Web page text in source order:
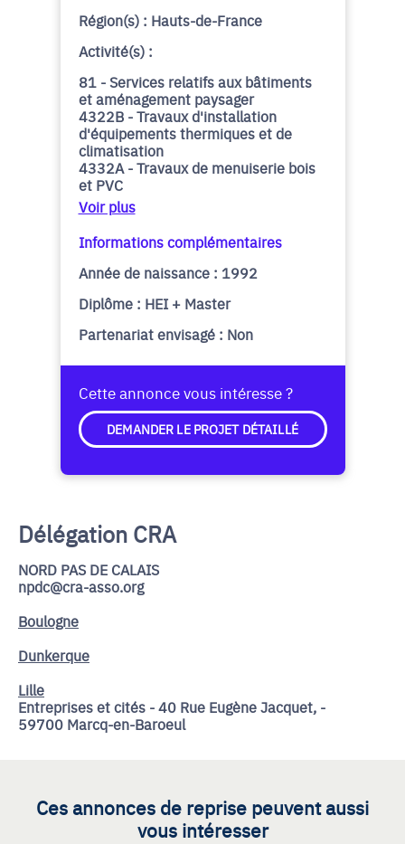
Région(s) : Hauts-de-France
Activité(s) :
81 - Services relatifs aux bâtiments
et aménagement paysager
4322B - Travaux d'installation
d'équipements thermiques et de
climatisation
4332A - Travaux de menuiserie bois
et PVC
Voir plus
Informations complémentaires
Année de naissance : 1992
Diplôme : HEI + Master
Partenariat envisagé : Non
Cette annonce vous intéresse ?
DEMANDER LE PROJET DÉTAILLÉ
Délégation CRA
NORD PAS DE CALAIS
npdc@cra-asso.org
Boulogne
Dunkerque
Lille
Entreprises et cités - 40 Rue Eugène Jacquet, -
59700 Marcq-en-Baroeul
Ces annonces de reprise peuvent aussi
vous intéresser